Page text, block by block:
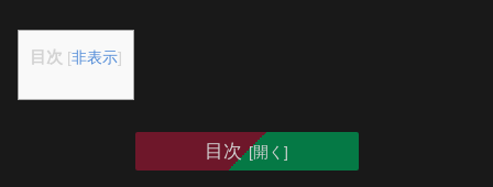
目次 [非表示]
目次